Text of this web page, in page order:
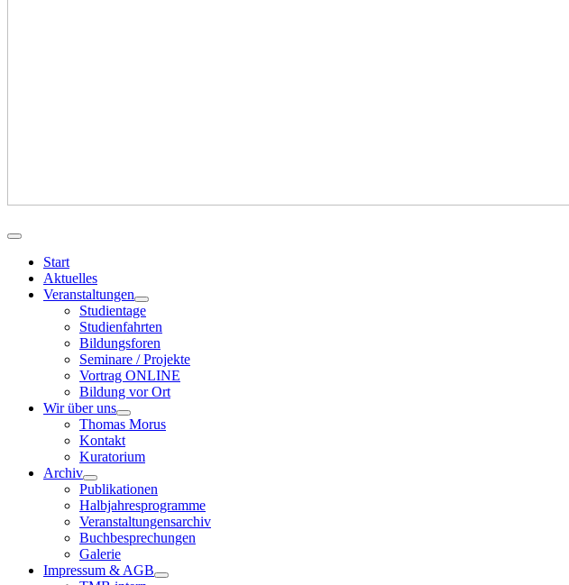
Start
Aktuelles
Veranstaltungen
Studientage
Studienfahrten
Bildungsforen
Seminare / Projekte
Vortrag ONLINE
Bildung vor Ort
Wir über uns
Thomas Morus
Kontakt
Kuratorium
Archiv
Publikationen
Halbjahresprogramme
Veranstaltungensarchiv
Buchbesprechungen
Galerie
Impressum & AGB